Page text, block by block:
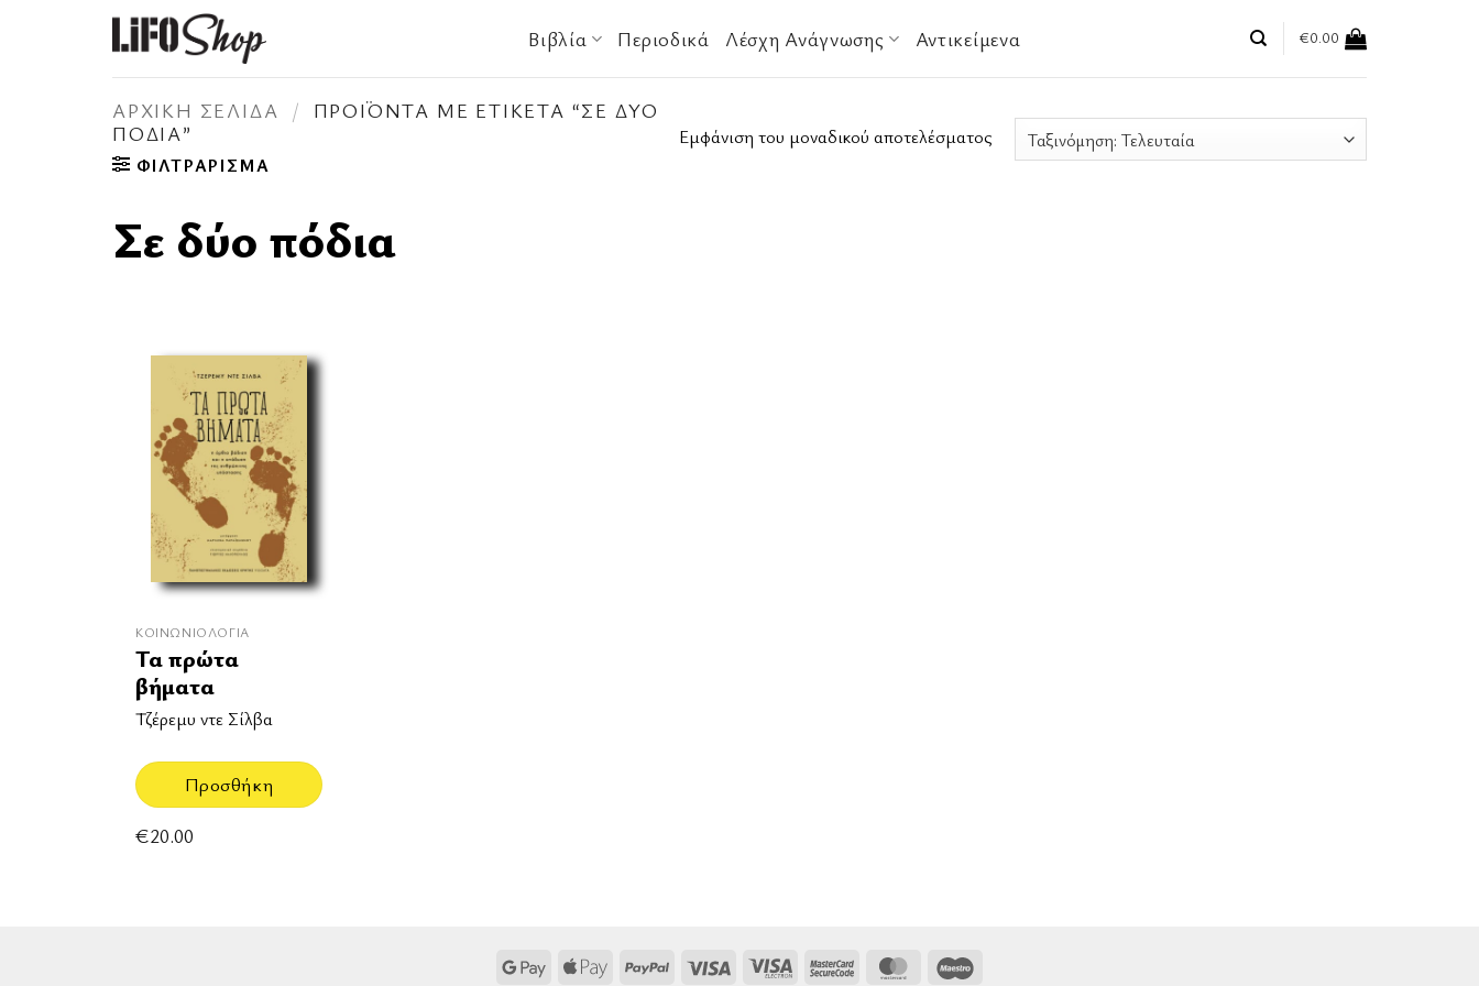
Βιβλία Περιοδικά Λέσχη Ανάγνωσης Αντικείμενα €0.00
ΑΡΧΙΚΉ ΣΕΛΊΔΑ /
ΠΡΟΪΌΝΤΑ ΜΕ ΕΤΙΚΈΤΑ “ΣΕ ΔΎΟ
ΠΌΔΙΑ”
ΦΙΛΤΡΆΡΙΣΜΑ
Εμφάνιση του μοναδικού αποτελέσματος
Σε δύο πόδια
ΚΟΙΝΩΝΙΟΛΟΓΊΑ
Τα πρώτα
βήματα
Τζέρεμυ ντε Σίλβα
Προσθήκη
€20.00
Google Apple
PayPal Visa
Visa
MasterCardMasterCard